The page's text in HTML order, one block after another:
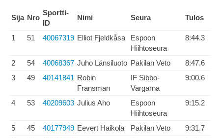
Sija Nro
Sportti-
ID
Nimi Seura Tulos
1 51 40067319 Elliot Fjeldkåsa
Espoon
Hiihtoseura
8:44.3
2 54 40068367 Juho Länsiluoto Pakilan Veto
8:47.6
3
49 40141841 Robin
Fransman
IF Sibbo-
Vargarna
9:00.6
4 53 40209603 Julius Aho
Espoon
Hiihtoseura
9:15.2
5 45 40177949 Eevert Haikola Pakilan Veto
9:31.7